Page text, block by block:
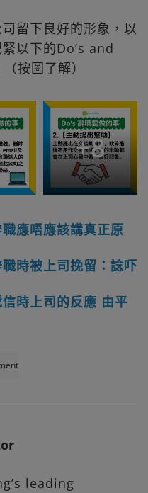
留下良好的形象，以
以下的Do’s and
按圖了解）
+8
應唔應該講真正原
時被上司挽留：諗吓
時上司的反應 由平
leading